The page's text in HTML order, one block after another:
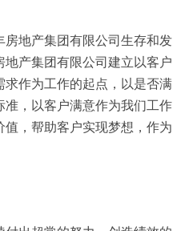
房地产集团有限公司生存和发
产集团有限公司建立以客户
作为工作的起点，以是否满
准，以客户满意作为我们工作
，帮助客户实现梦想，作为